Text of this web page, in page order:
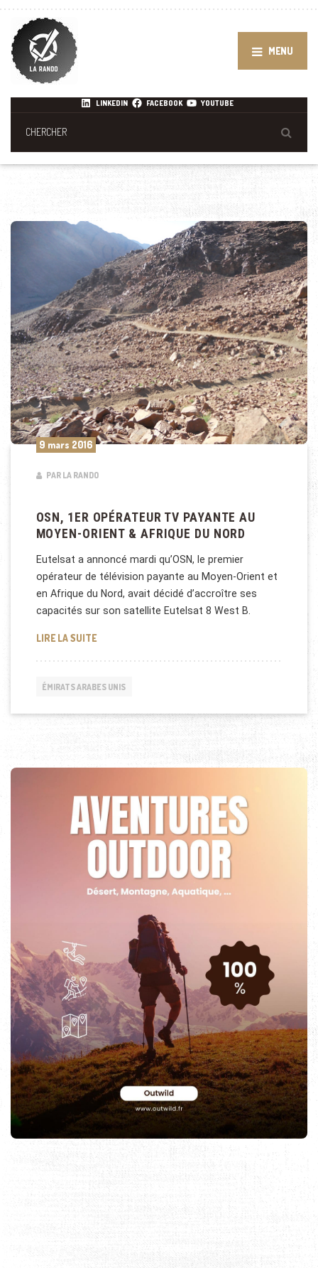
MENU
LINKEDIN FACEBOOK YOUTUBE
9 mars 2016
PAR LA RANDO
OSN, 1ER OPÉRATEUR TV PAYANTE AU
MOYEN-ORIENT & AFRIQUE DU NORD
Eutelsat a annoncé mardi qu’OSN, le premier
opérateur de télévision payante au Moyen-Orient et
en Afrique du Nord, avait décidé d’accroître ses
capacités sur son satellite Eutelsat 8 West B.
LIRE LA SUITEOSN, 1ER OPÉRATEUR TV PAYANTE AU MOYEN-
ÉMIRATS ARABES UNIS